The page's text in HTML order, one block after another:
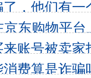
，他们有
东购物平
账号被卖
费算是诈骗